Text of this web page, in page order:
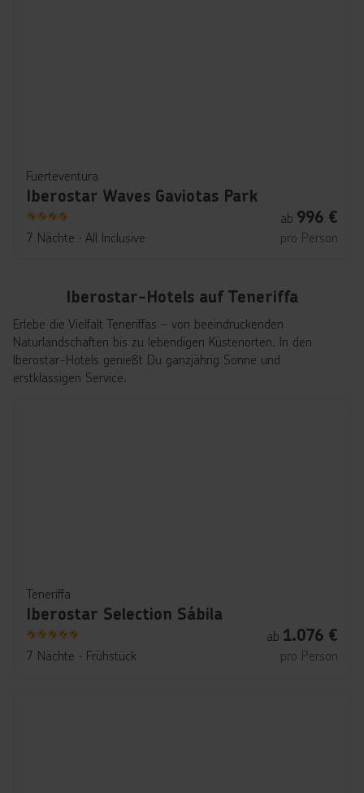
Fuerteventura
Iberostar Waves Gaviotas Park
4
7 Nächte ∙ All Inclusive
ab 996 €
pro Person
Iberostar-Hotels auf Teneriffa
Erlebe die Vielfalt Teneriffas – von beeindruckenden
Naturlandschaften bis zu lebendigen Küstenorten. In den
Iberostar-Hotels genießt Du ganzjährig Sonne und
erstklassigen Service.
Teneriffa
Iberostar Selection Sábila
5
7 Nächte ∙ Frühstück
ab 1.076 €
pro Person